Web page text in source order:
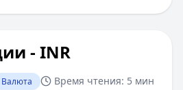
- INR
Валюта Время чтения: 5 мин